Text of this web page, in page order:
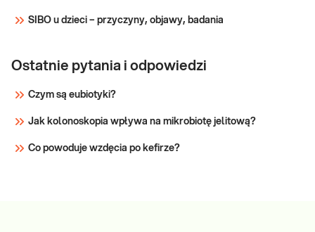
SIBO u dzieci – przyczyny, objawy, badania
Ostatnie pytania i odpowiedzi
Czym są eubiotyki?
Jak kolonoskopia wpływa na mikrobiotę jelitową?
Co powoduje wzdęcia po kefirze?